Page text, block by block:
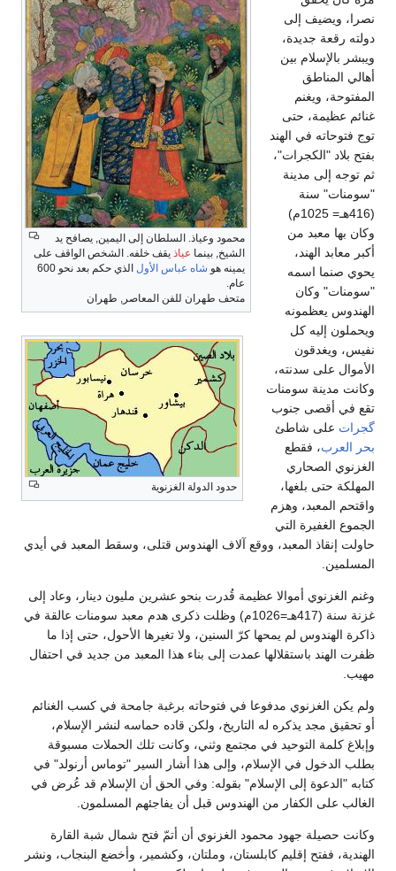
محمود وعياذ. السلطان إلى اليمين, يصافح يد
الشيخ, بينما عياذ يقف خلفه. الشخص الواقف على
يمينه هو شاه عباس الأول
الذي حكم بعد نحو 600
عام.
متحف طهران للفن المعاصر, طهران
حدود الدولة الغزنوية
نصرا، ويضيف إلى
دولته رقعة جديدة،
ويبشر بالإسلام بين
أهالي المناطق
المفتوحة، ويغنم
غنائم عظيمة، حتى
توج فتوحاته في الهند
بفتح بلاد "الكجرات"،
ثم توجه إلى مدينة
"سومنات" سنة
(416هـ= 1025م)
وكان بها معبد من
أكبر معابد الهند،
يحوي صنما اسمه
"سومنات" وكان
الهندوس يعظمونه
ويحملون إليه كل
نفيس، ويغدقون
الأموال على سدنته،
وكانت مدينة سومنات
تقع في أقصى جنوب
گجرات على شاطئ
بحر العرب، فقطع
الغزنوي الصحاري
المهلكة حتى بلغها،
واقتحم المعبد، وهزم
الجموع الغفيرة التي
حاولت إنقاذ المعبد، ووقع آلاف الهندوس قتلى، وسقط المعبد في أيدي
المسلمين.
وغنم الغزنوي أموالا عظيمة قُدرت بنحو عشرين مليون دينار، وعاد إلى
غزنة سنة (417هـ=1026م) وظلت ذكرى هدم معبد سومنات عالقة في
ذاكرة الهندوس لم يمحها كرّ السنين، ولا تغيرها الأحول، حتى إذا ما
ظفرت الهند باستقلالها عمدت إلى بناء هذا المعبد من جديد في احتفال
مهيب.
ولم يكن الغزنوي مدفوعا في فتوحاته برغبة جامحة في كسب الغنائم
أو تحقيق مجد يذكره له التاريخ، ولكن قاده حماسه لنشر الإسلام،
وإبلاغ كلمة التوحيد في مجتمع وثني، وكانت تلك الحملات مسبوقة
بطلب الدخول في الإسلام، وإلى هذا أشار السير "توماس أرنولد" في
كتابه "الدعوة إلى الإسلام" بقوله: وفي الحق أن الإسلام قد عُرض في
الغالب على الكفار من الهندوس قبل أن يفاجئهم المسلمون.
وكانت حصيلة جهود محمود الغزنوي أن أتمّ فتح شمال شبة القارة
الهندية، ففتح إقليم كابلستان، وملتان، وكشمير، وأخضع البنجاب، ونشر